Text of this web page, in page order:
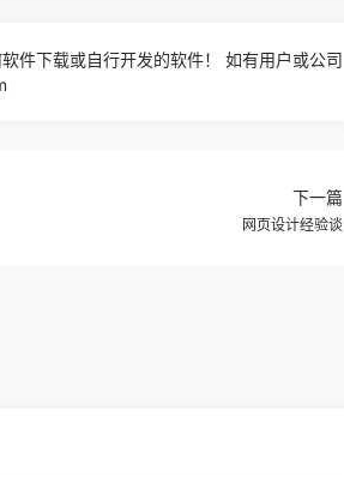
件下载或自行开发的软件！ 如有用户或公司
下一篇
网页设计经验谈